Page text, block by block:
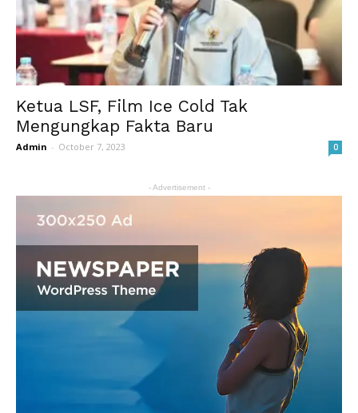
Ketua LSF, Film Ice Cold Tak
Mengungkap Fakta Baru
Admin - October 7, 2023 0
- Advertisement -